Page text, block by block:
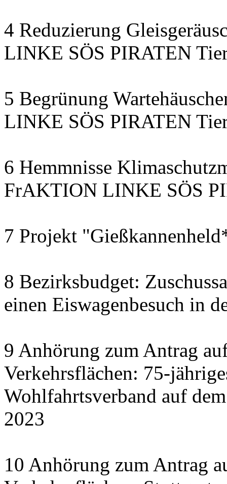
4 Reduzierung
LINKE SÖS PIRATEN
5 Begrünung
LINKE SÖS PIRATEN
6 Hemmnisse
FrAKTION LINKE SÖS
7 Projekt
8 Bezirksbudget:
einen Eiswagenbesuch in
9 Anhörung zum Antrag
Verkehrsflächen: 75-
Wohlfahrtsverband auf
2023
10 Anhörung zum Antrag